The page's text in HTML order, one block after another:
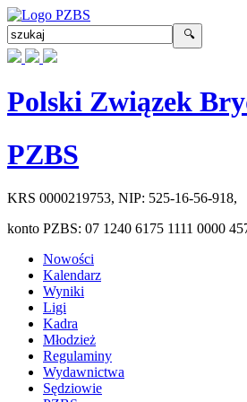
Polski Związek
PZBS
KRS 0000219753, NIP: 525-16-56-918,
konto PZBS: 07 1240 6175 1111 0000
Nowości
Kalendarz
Wyniki
Ligi
Kadra
Młodzież
Regulaminy
Wydawnictwa
Sędziowie